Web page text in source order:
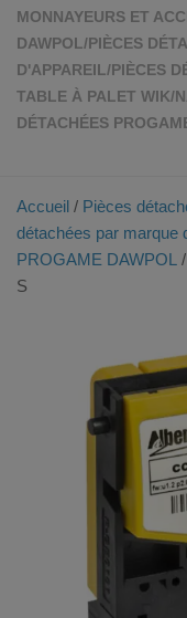
MONNAYEURS ET
DAWPOL/PIÈCES
D'APPAREIL/PIÈCES
TABLE À PALET WIK/
DÉTACHÉES
Accueil / Pièces
détachées par marque
PROGAME DAWPOL
S